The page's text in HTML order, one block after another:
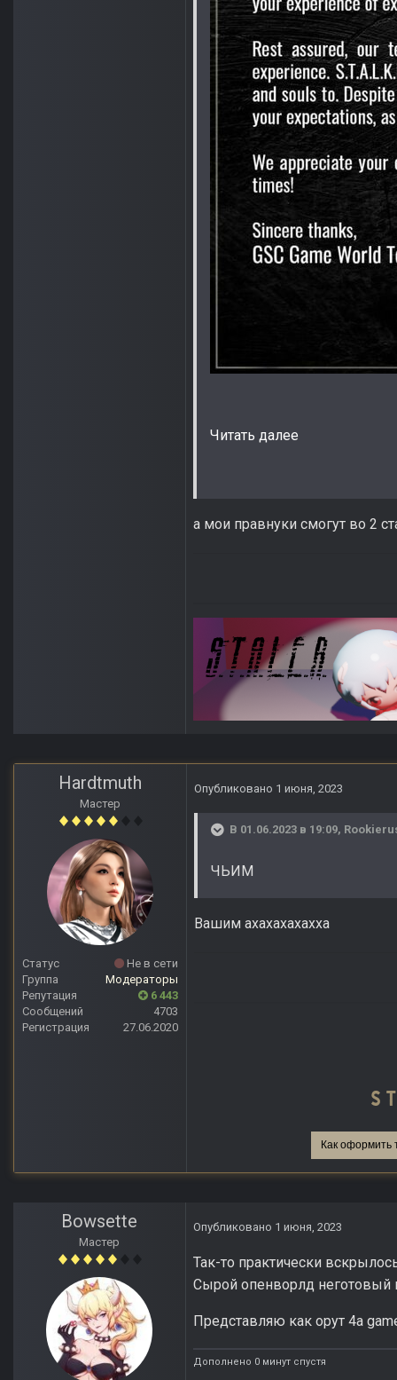
Читать далее
а мои правнуки смогут во 2
Hardtmuth
Мастер
Статус
Не в сети
Группа
Модераторы
Репутация
6 443
Сообщений
4703
Регистрация
27.06.2020
Опубликовано 1 июня, 2023
В 01.06.2023 в 19:09,
ЧЬИМ
Вашим ахахахахахха
Как оформить
Bowsette
Мастер
Опубликовано 1 июня, 2023
Так-то практически
Сырой опенворлд неготовый
Представляю как орут 4a
Дополнено 0 минут спустя